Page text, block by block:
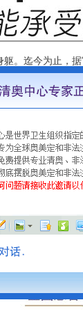
。迄今为止，
人在悲痛欲绝中